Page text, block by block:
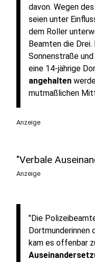
davon. Wegen
seien unter
dem Roller
Beamten die
Sonnenstraße
eine 14-jährige
angehalten
mutmaßlichen
Anzeige
"Verbale
Anzeige
"Die
Dortmunderinnen
kam es offenbar